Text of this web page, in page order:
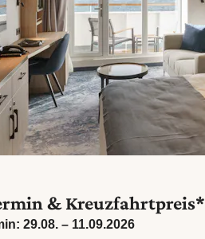
& Kreuzfahrtpreis*
29.08. – 11.09.2026